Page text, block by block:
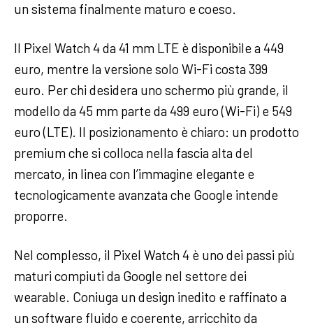
un sistema finalmente maturo e coeso.
Il Pixel Watch 4 da 41 mm LTE è disponibile a 449
euro, mentre la versione solo Wi-Fi costa 399
euro. Per chi desidera uno schermo più grande, il
modello da 45 mm parte da 499 euro (Wi-Fi) e 549
euro (LTE). Il posizionamento è chiaro: un prodotto
premium che si colloca nella fascia alta del
mercato, in linea con l’immagine elegante e
tecnologicamente avanzata che Google intende
proporre.
Nel complesso, il Pixel Watch 4 è uno dei passi più
maturi compiuti da Google nel settore dei
wearable. Coniuga un design inedito e raffinato a
un software fluido e coerente, arricchito da